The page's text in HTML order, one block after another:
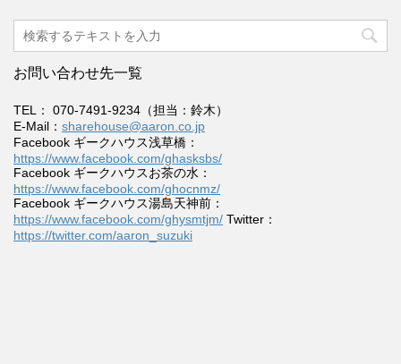
お問い合わせ先一覧
TEL： 070-7491-9234（担当：鈴木）
E-Mail： sharehouse@aaron.co.jp
Facebook ギークハウス浅草橋：
https://www.facebook.com/ghasksbs/
Facebook ギークハウスお茶の水：
https://www.facebook.com/ghocnmz/
Facebook ギークハウス湯島天神前：
https://www.facebook.com/ghysmtjm/ Twitter：
https://twitter.com/aaron_suzuki